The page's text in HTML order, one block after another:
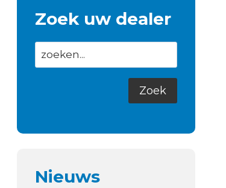
Zoek uw dealer
Nieuws